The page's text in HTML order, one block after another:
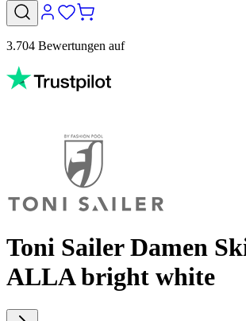
3.704 Bewertungen auf
Toni Sailer Damen
ALLA bright white